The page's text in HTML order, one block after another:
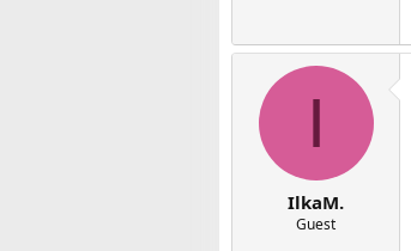
I
IlkaM.
Guest